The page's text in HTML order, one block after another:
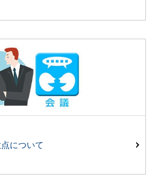
について